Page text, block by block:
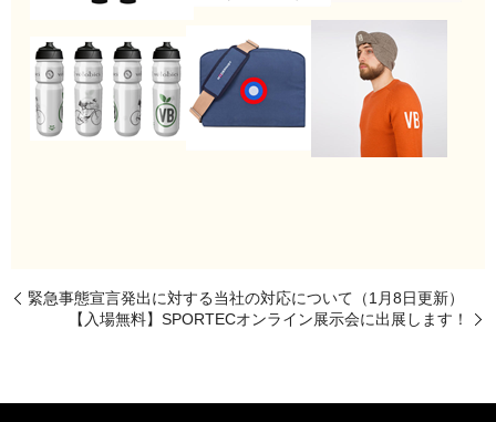
緊急事態宣言発出に対する当社の対応について（1月8日更新）
【入場無料】SPORTECオンライン展示会に出展します！